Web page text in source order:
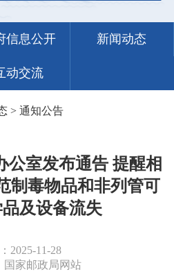
信息公开 新闻动态
动交流
> 通知公告
公室发布通告 提醒相
制毒物品和非列管可
及设备流失
2025-11-28
国家邮政局网站